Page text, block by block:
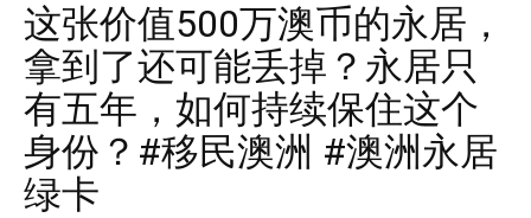
这张价值500万澳币的永居，
拿到了还可能丢掉？永居只
有五年，如何持续保住这个
身份？#移民澳洲 #澳洲永居
绿卡